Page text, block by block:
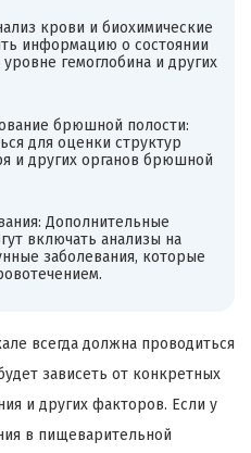
крови и биохимические
информацию о состоянии
гемоглобина и других
брюшной полости:
для оценки структур
и других органов брюшной
Дополнительные
включать анализы на
заболевания, которые
всегда должна проводиться
зависеть от конкретных
и других факторов. Если у
в пищеварительной